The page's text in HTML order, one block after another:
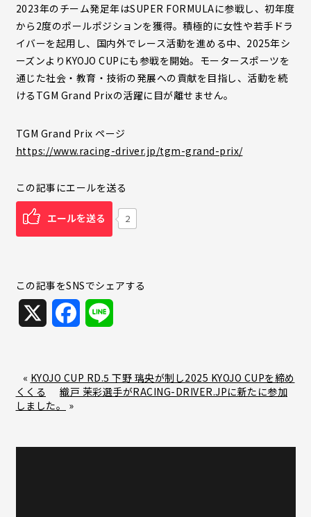
2023年のチーム発足年はSUPER FORMULAに参戦し、初年度
から2度のポールポジションを獲得。積極的に女性や若手ドラ
イバーを起用し、国内外でレース活動を進める中、2025年シ
ーズンよりKYOJO CUPにも参戦を開始。モータースポーツを
通じた社会・教育・技術の発展への貢献を目指し、活動を続
けるTGM Grand Prixの活躍に目が離せません。
TGM Grand Prix ページ
https://www.racing-driver.jp/tgm-grand-prix/
この記事にエールを送る
エールを送る 2
この記事をSNSでシェアする
e
o
e
« KYOJO CUP RD.5 下野 璃央が制し2025 KYOJO CUPを締め
くくる
織戸 茉彩選手がRACING-DRIVER.JPに新たに参加
しました。
»